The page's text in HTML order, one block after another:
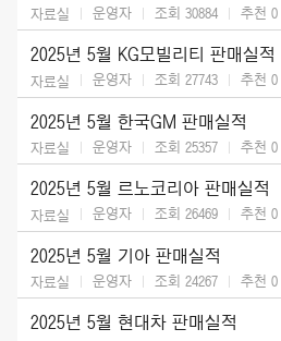
자료실 운영자 조회 30884 추천 0
2025년 5월 KG모빌리티 판매실적
자료실 운영자 조회 27743 추천 0
2025년 5월 한국GM 판매실적
자료실 운영자 조회 25357 추천 0
2025년 5월 르노코리아 판매실적
자료실 운영자 조회 26469 추천 0
2025년 5월 기아 판매실적
자료실 운영자 조회 24267 추천 0
2025년 5월 현대차 판매실적